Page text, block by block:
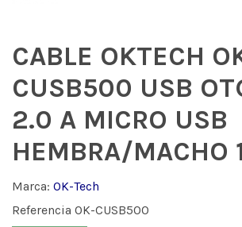
CABLE OKTECH
CUSB500 USB
2.0 A MICRO USB
HEMBRA/MACHO
Marca: OK-Tech
Referencia OK-CUSB500